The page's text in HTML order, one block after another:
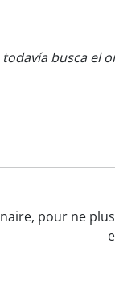
busca el
pour ne